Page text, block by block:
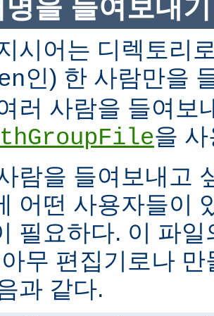
명을 들여보내기
시어는 디렉토리
인) 한 사람만을
러 사람을 들여보
을
람을 들여보내고
어떤 사용자들이
필요하다. 이 파
무 편집기로나
과 같다.